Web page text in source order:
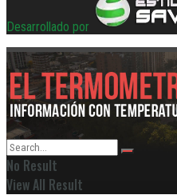
Desarrollado por
No Result
View All Result